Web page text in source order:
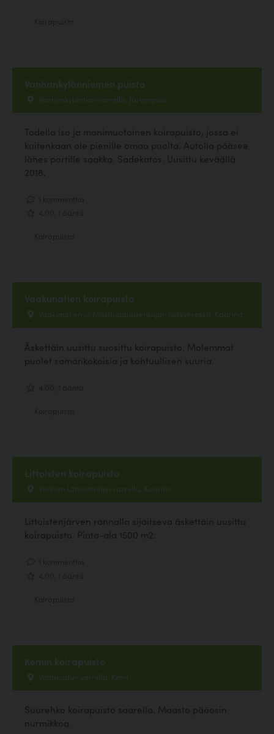
Vanhankylänniemen puisto
Vanhankyläntien varrella, Järvenpää
Todella iso ja monimuotoinen koirapuisto, jossa ei
kuitenkaan ole pienille omaa puolta. Autolla pääsee
lähes portille saakka. Sadekatos. Uusittu keväällä
2018.
Vaakunatien koirapuisto
Vaakunatien ja Mäkitupalaisenkujan risteyksessä, Kaarina
Äskettäin uusittu suosittu koirapuisto. Molemmat
puolet samankokoisia ja kohtuullisen suuria.
Littoisten koirapuisto
Vanhan Littoistentien varrella, Kaarina
Littoistenjärven rannalla sijaitseva äskettäin uusittu
koirapuisto. Pinta-ala 1500 m2.
Kemin koirapuisto
Valtakadun varrella, Kemi
Suurehko koirapuisto saarella. Maasto pääosin
nurmikkoa.